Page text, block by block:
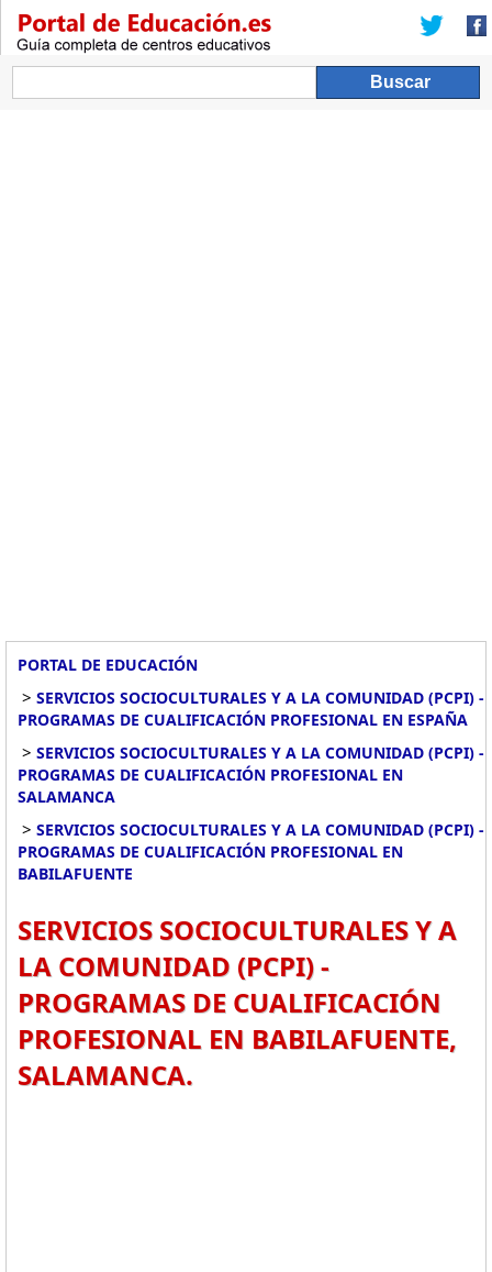
PORTAL DE EDUCACIÓN
> SERVICIOS SOCIOCULTURALES Y A LA COMUNIDAD (PCPI) -
PROGRAMAS DE CUALIFICACIÓN PROFESIONAL EN ESPAÑA
> SERVICIOS SOCIOCULTURALES Y A LA COMUNIDAD (PCPI) -
PROGRAMAS DE CUALIFICACIÓN PROFESIONAL EN
SALAMANCA
> SERVICIOS SOCIOCULTURALES Y A LA COMUNIDAD (PCPI) -
PROGRAMAS DE CUALIFICACIÓN PROFESIONAL EN
BABILAFUENTE
SERVICIOS SOCIOCULTURALES Y A
LA COMUNIDAD (PCPI) -
PROGRAMAS DE CUALIFICACIÓN
PROFESIONAL EN BABILAFUENTE,
SALAMANCA.